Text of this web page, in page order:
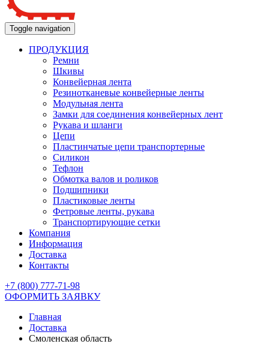
Toggle navigation
ПРОДУКЦИЯ
Ремни
Шкивы
Конвейерная лента
Резинотканевые конвейерные ленты
Модульная лента
Замки для соединения конвейерных лент
Рукава и шланги
Цепи
Пластинчатые цепи транспортерные
Силикон
Тефлон
Обмотка валов и роликов
Подшипники
Пластиковые ленты
Фетровые ленты, рукава
Транспортирующие сетки
Компания
Информация
Доставка
Контакты
+7 (800) 777-71-98
ОФОРМИТЬ ЗАЯВКУ
Главная
Доставка
Смоленская область